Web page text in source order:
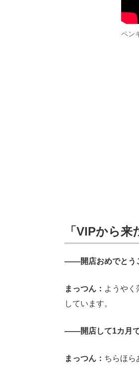
ペン
「VIPから
――開店おめでとう
まっつん： ようやく
しています。
――開店して1カ月で
まっつん： ちらほら